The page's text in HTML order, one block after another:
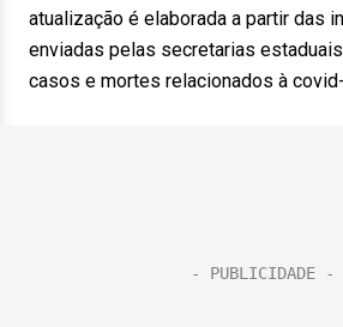
atualização é elaborada a partir das
enviadas pelas secretarias
casos e mortes relacionados à